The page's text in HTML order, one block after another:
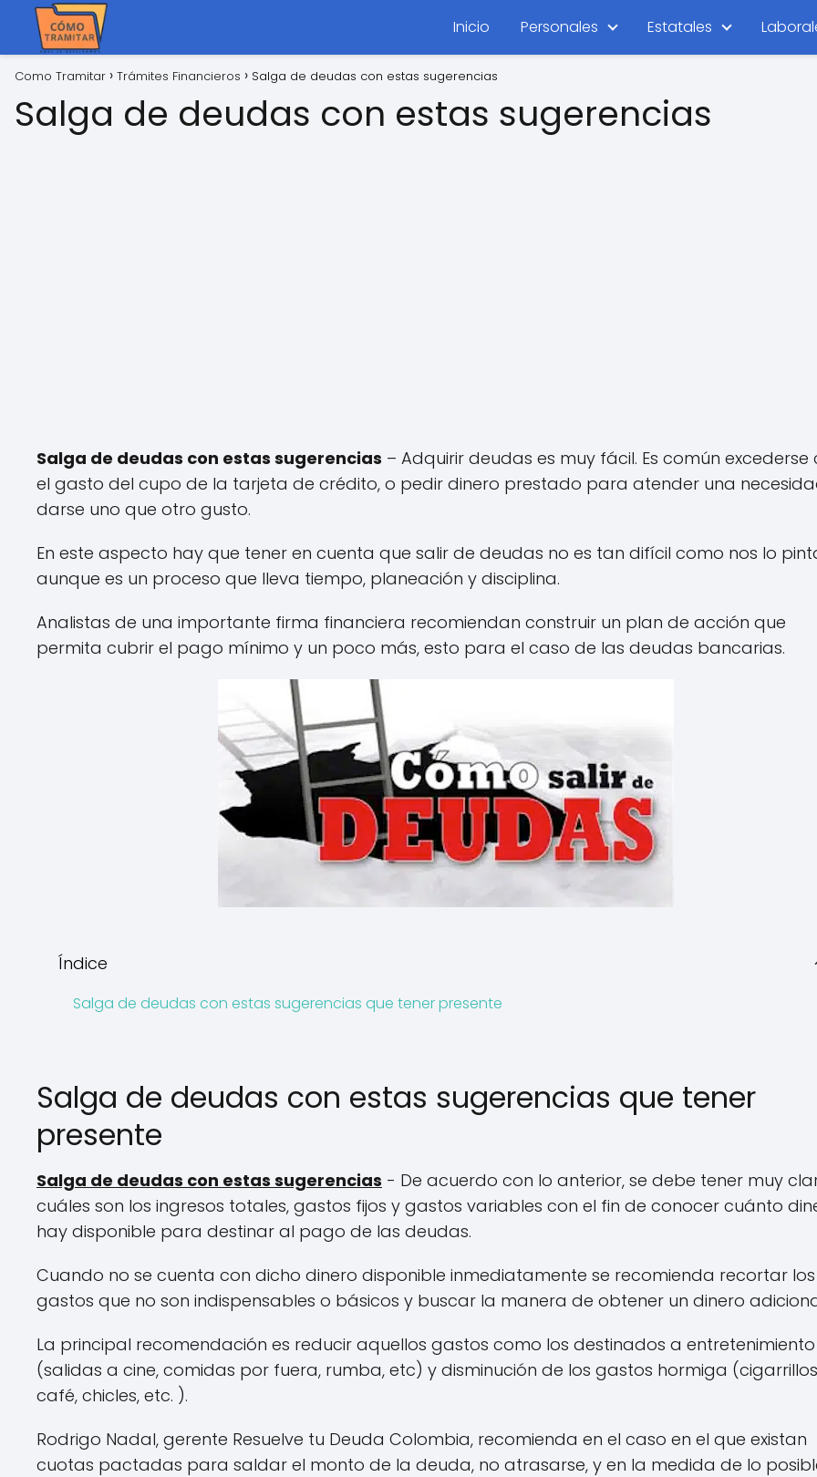
Inicio Personales Estatales
Como Tramitar Trámites Financieros Salga de deudas con estas sugerencias
Salga de deudas con estas sugerencias
Salga de deudas con estas sugerencias – Adquirir deudas es muy fácil. Es común excederse
el gasto del cupo de la tarjeta de crédito, o pedir dinero prestado para atender una
darse uno que otro gusto.
En este aspecto hay que tener en cuenta que salir de deudas no es tan difícil como nos lo
aunque es un proceso que lleva tiempo, planeación y disciplina.
Analistas de una importante firma financiera recomiendan construir un plan de acción que
permita cubrir el pago mínimo y un poco más, esto para el caso de las deudas bancarias.
Índice
Salga de deudas con estas sugerencias que tener presente
Salga de deudas con estas sugerencias que tener
presente
Salga de deudas con estas sugerencias - De acuerdo con lo anterior, se debe tener muy
cuáles son los ingresos totales, gastos fijos y gastos variables con el fin de conocer cuánto
hay disponible para destinar al pago de las deudas.
Cuando no se cuenta con dicho dinero disponible inmediatamente se recomienda recortar los
gastos que no son indispensables o básicos y buscar la manera de obtener un dinero
La principal recomendación es reducir aquellos gastos como los destinados a entretenimiento
(salidas a cine, comidas por fuera, rumba, etc) y disminución de los gastos hormiga
café, chicles, etc. ).
Rodrigo Nadal, gerente Resuelve tu Deuda Colombia, recomienda en el caso en el que existan
cuotas pactadas para saldar el monto de la deuda, no atrasarse, y en la medida de lo